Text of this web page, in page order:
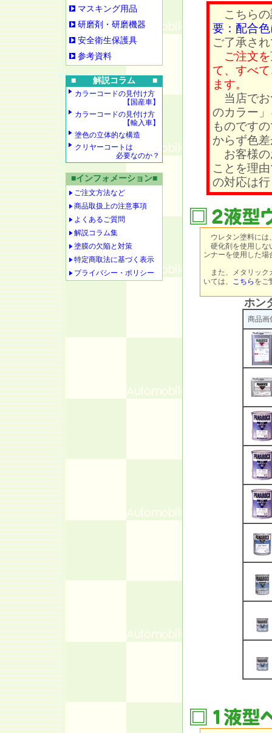
マスキング用品
研磨剤・研磨機器
安全衛生保護具
参考資料
■ 解説コラム ■
カラーコードの見付け方
【国産車】
カラーコードの見付け方
【輸入車】
塗色の立体的な構造
クリヤーコートは
必要なのか？
■インフォメーション■
ご注文方法など
商品取扱上の注意事項
よくあるご質問
解説コラム集
塗膜の欠陥と対策
特定商取法に基づく表示
プライバシー・ポリシー
こちらの
要：配合
ご了承さ
ご注文
て、すべ
ます。
当店でお
のカラー
ものです
からず色
お客様の
ことを理
の対応は
ウレタン塗料には
硬化剤を使用しな
ンナーを使用した
また、メタリック
いては、 こちら をご
ホン
商品画